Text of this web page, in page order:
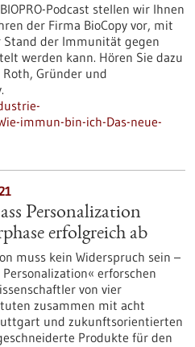
Podcast stellen wir Ihnen
der Firma BioCopy vor, mit
der Immunität gegen
werden kann. Hören Sie dazu
Gründer und
immun-bin-ich-Das-neue-
Personalization
erfolgreich ab
muss kein Widerspruch sein –
erforschen
von vier
zusammen mit acht
und zukunftsorientierten
Produkte für den